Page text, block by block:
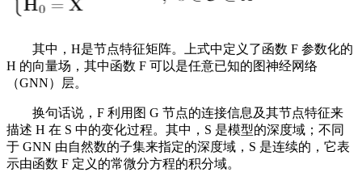
其中，H是节点特征矩阵。上式中定义了函数 F 参数化的
H 的向量场，其中函数 F 可以是任意已知的图神经网络
（GNN）层。
换句话说，F 利用图 G 节点的连接信息及其节点特征来
描述 H 在 S 中的变化过程。其中，S 是模型的深度域；不同
于 GNN 由自然数的子集来指定的深度域，S 是连续的，它表
示由函数 F 定义的常微分方程的积分域。